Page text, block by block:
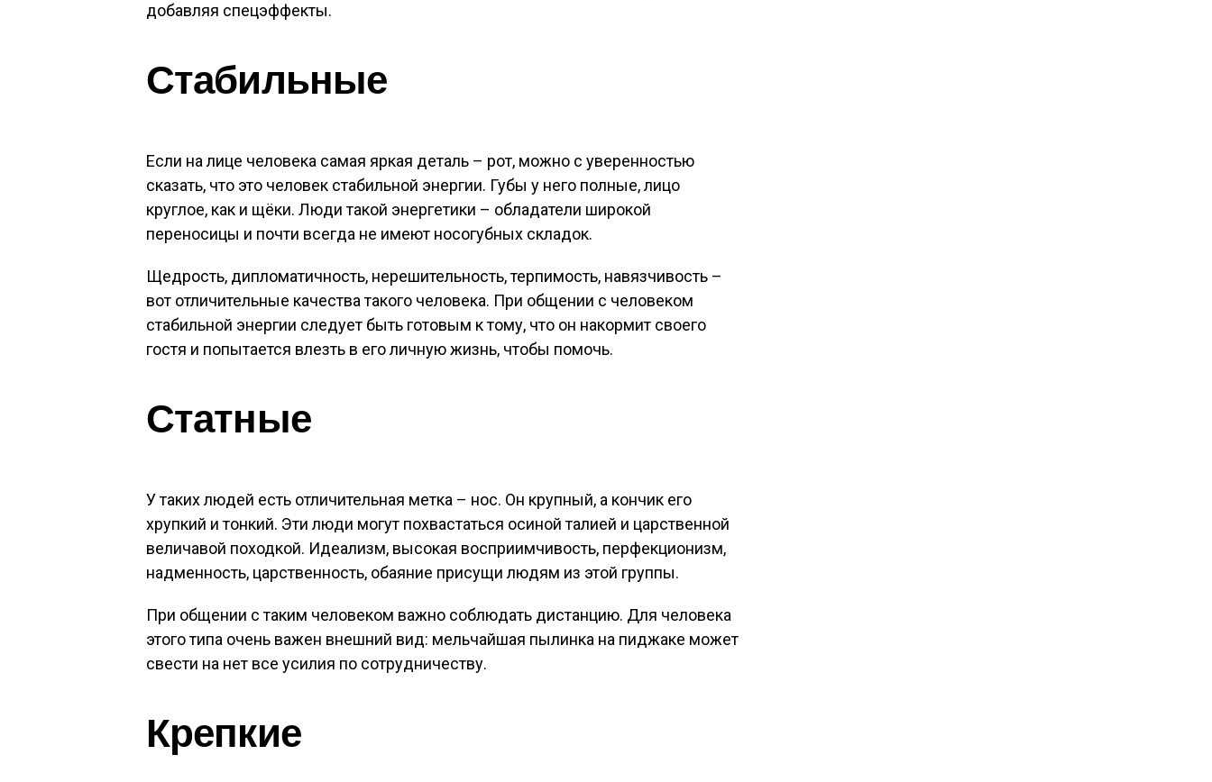
добавляя спецэффекты.
Стабильные
Если на лице человека самая яркая деталь – рот, можно с уверенностью
сказать, что это человек стабильной энергии. Губы у него полные, лицо
круглое, как и щёки. Люди такой энергетики – обладатели широкой
переносицы и почти всегда не имеют носогубных складок.
Щедрость, дипломатичность, нерешительность, терпимость, навязчивость –
вот отличительные качества такого человека. При общении с человеком
стабильной энергии следует быть готовым к тому, что он накормит своего
гостя и попытается влезть в его личную жизнь, чтобы помочь.
Статные
У таких людей есть отличительная метка – нос. Он крупный, а кончик его
хрупкий и тонкий. Эти люди могут похвастаться осиной талией и царственной
величавой походкой. Идеализм, высокая восприимчивость, перфекционизм,
надменность, царственность, обаяние присущи людям из этой группы.
При общении с таким человеком важно соблюдать дистанцию. Для человека
этого типа очень важен внешний вид: мельчайшая пылинка на пиджаке может
свести на нет все усилия по сотрудничеству.
Крепкие